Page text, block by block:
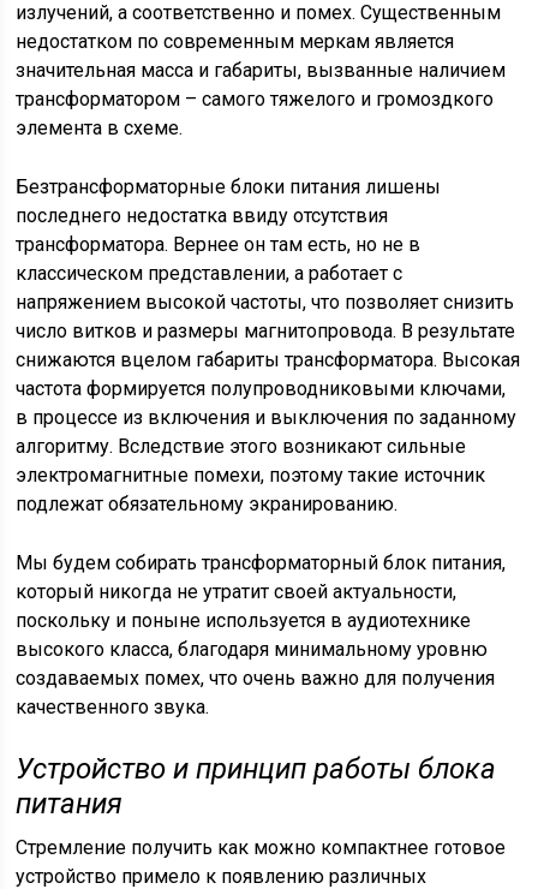
излучений, а соответственно и помех. Существенным
недостатком по современным меркам является
значительная масса и габариты, вызванные наличием
трансформатором – самого тяжелого и громоздкого
элемента в схеме.
Безтрансформаторные блоки питания лишены
последнего недостатка ввиду отсутствия
трансформатора. Вернее он там есть, но не в
классическом представлении, а работает с
напряжением высокой частоты, что позволяет снизить
число витков и размеры магнитопровода. В результате
снижаются вцелом габариты трансформатора. Высокая
частота формируется полупроводниковыми ключами,
в процессе из включения и выключения по заданному
алгоритму. Вследствие этого возникают сильные
электромагнитные помехи, поэтому такие источник
подлежат обязательному экранированию.
Мы будем собирать трансформаторный блок питания,
который никогда не утратит своей актуальности,
поскольку и поныне используется в аудиотехнике
высокого класса, благодаря минимальному уровню
создаваемых помех, что очень важно для получения
качественного звука.
Устройство и принцип работы блока
питания
Стремление получить как можно компактнее готовое
устройство примело к появлению различных